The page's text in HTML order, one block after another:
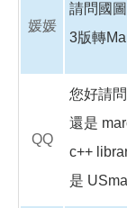
媛媛
請問國
3版轉
QQ
您好請
還是
c++
是